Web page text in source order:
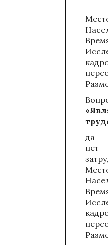
да
нет